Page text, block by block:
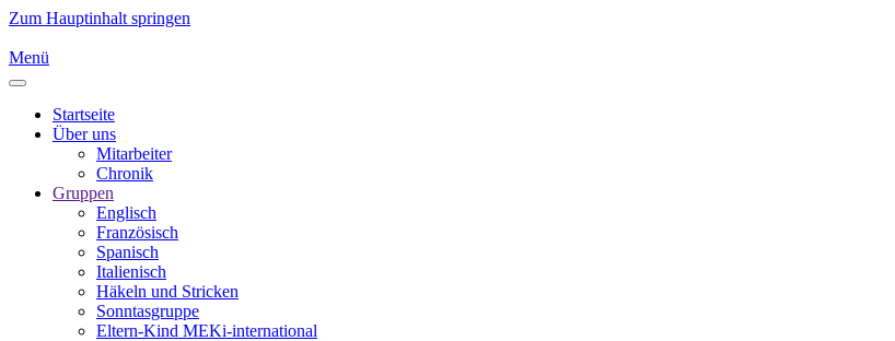
Zum Hauptinhalt springen
Menü
Startseite
Über uns
Mitarbeiter
Chronik
Gruppen
Englisch
Französisch
Spanisch
Italienisch
Häkeln und Stricken
Sonntasgruppe
Eltern-Kind MEKi-international